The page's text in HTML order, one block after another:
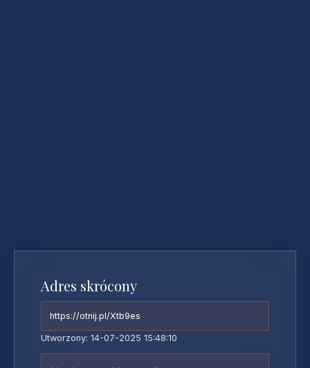
Adres skrócony
https://otnij.pl/Xtb9es
Utworzony: 14-07-2025 15:48:10